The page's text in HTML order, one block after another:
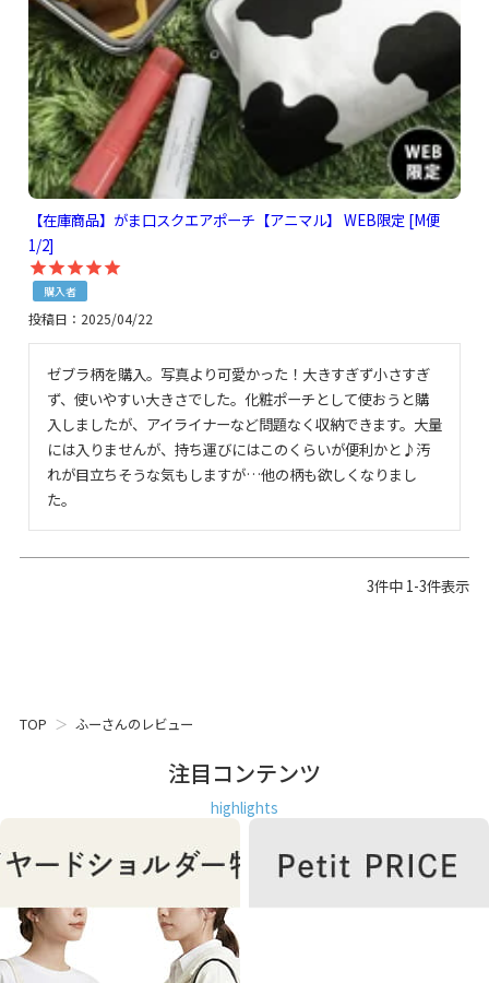
【在庫商品】がま口スクエアポーチ【アニマル】 WEB限定 [M便
1/2]
購入者
投稿日 2025/04/22
ゼブラ柄を購入。写真より可愛かった！大きすぎず小さすぎ
ず、使いやすい大きさでした。化粧ポーチとして使おうと購
入しましたが、アイライナーなど問題なく収納できます。大量
には入りませんが、持ち運びにはこのくらいが便利かと♪汚
れが目立ちそうな気もしますが…他の柄も欲しくなりまし
た。
3件中 1-3件表示
TOP ふーさんのレビュー
注目コンテンツ
highlights